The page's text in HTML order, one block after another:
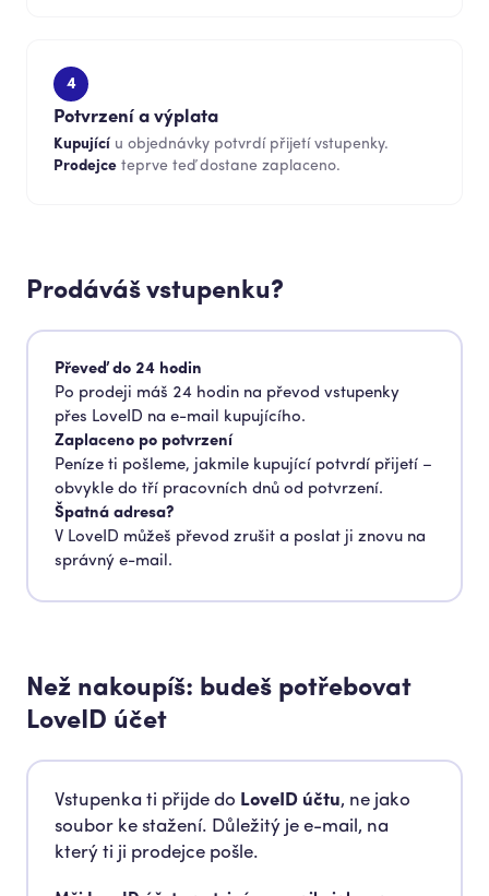
4
Potvrzení a výplata
Kupující u objednávky potvrdí přijetí vstupenky.
Prodejce teprve teď dostane zaplaceno.
Prodáváš vstupenku?
Převeď do 24 hodin
Po prodeji máš 24 hodin na převod vstupenky
přes LoveID na e-mail kupujícího.
Zaplaceno po potvrzení
Peníze ti pošleme, jakmile kupující potvrdí přijetí –
obvykle do tří pracovních dnů od potvrzení.
Špatná adresa?
V LoveID můžeš převod zrušit a poslat ji znovu na
správný e-mail.
Než nakoupíš: budeš potřebovat
LoveID účet
Vstupenka ti přijde do LoveID účtu, ne jako
soubor ke stažení. Důležitý je e-mail, na
který ti ji prodejce pošle.